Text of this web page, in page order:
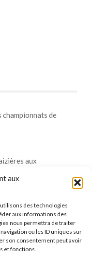
aux
des technologies
aux informations des
nous permettra de traiter
ou les ID uniques sur
son consentement peut avoir
et fonctions.
championnats de
aux